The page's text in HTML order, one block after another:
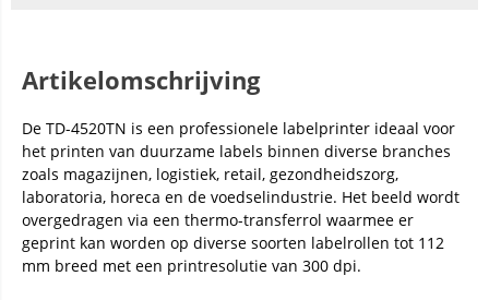
Artikelomschrijving
De TD-4520TN is een professionele labelprinter ideaal voor
het printen van duurzame labels binnen diverse branches
zoals magazijnen, logistiek, retail, gezondheidszorg,
laboratoria, horeca en de voedselindustrie. Het beeld wordt
overgedragen via een thermo-transferrol waarmee er
geprint kan worden op diverse soorten labelrollen tot 112
mm breed met een printresolutie van 300 dpi.